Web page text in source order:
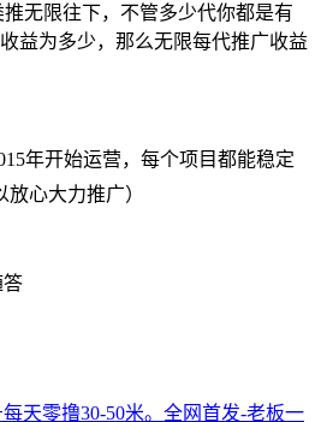
无限往下，不管多少代你都是有
益为多少，那么无限每代推广收益
年开始运营，每个项目都能稳定
心大力推广）
答